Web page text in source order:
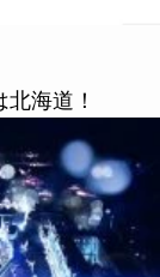
海道！